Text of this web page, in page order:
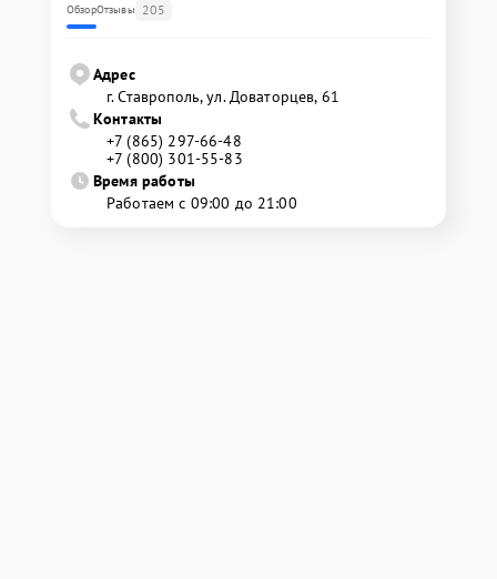
ОбзорОтзывы 205
Адрес
г. Ставрополь, ул. Доваторцев, 61
Контакты
+7 (865) 297-66-48
+7 (800) 301-55-83
Время работы
Работаем с 09:00 до 21:00